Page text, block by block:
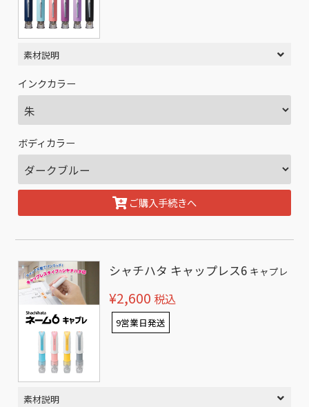
素材説明
インクカラー
ボディカラー
ご購入手続きへ
シャチハタ キャップレス6 キャプレ
¥2,600 税込
9営業日発送
素材説明